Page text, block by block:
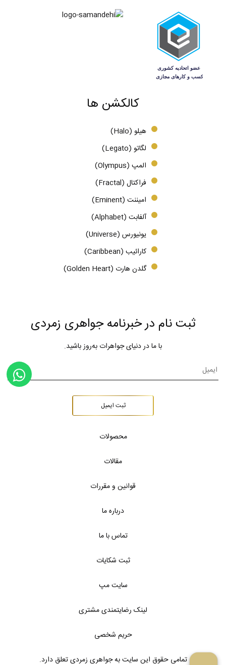
کالکشن ها
هیلو (Halo)
لگاتو (Legato)
المپ (Olympus)
فراکتال (Fractal)
امیننت (Eminent)
آلفابت (Alphabet)
یونیورس (Universe)
کارائیب (Caribbean)
گلدن هارت (Golden Heart)
ثبت نام در خبرنامه جواهری زمردی
با ما در دنیای جواهرات به‌روز باشید.
ثبت ایمیل
محصولات
مقالات
قوانین و مقررات
درباره ما
تماس با ما
ثبت شکایات
سایت مپ
لینک رضایتمندی مشتری
حریم شخصی
تمامی حقوق این سایت به جواهری زمردی تعلق دارد.